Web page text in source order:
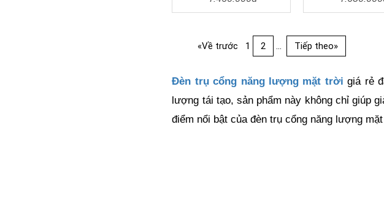
«Về trước 1 2 Tiếp theo»
Đèn trụ cổng năng lượng mặt trời giá rẻ
lượng tái tạo, sản phẩm này không chỉ giúp
điểm nổi bật của đèn trụ cổng năng lượng